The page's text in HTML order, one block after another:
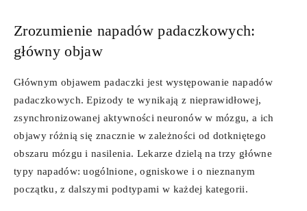
Zrozumienie napadów padaczkowych:
główny objaw
Głównym objawem padaczki jest występowanie napadów
padaczkowych. Epizody te wynikają z nieprawidłowej,
zsynchronizowanej aktywności neuronów w mózgu, a ich
objawy różnią się znacznie w zależności od dotkniętego
obszaru mózgu i nasilenia. Lekarze dzielą na trzy główne
typy napadów: uogólnione, ogniskowe i o nieznanym
początku, z dalszymi podtypami w każdej kategorii.